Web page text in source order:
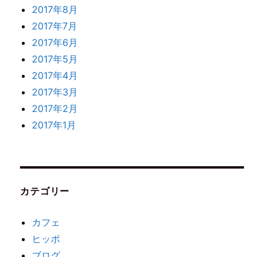
2017年8月
2017年7月
2017年6月
2017年5月
2017年4月
2017年3月
2017年2月
2017年1月
カテゴリー
カフェ
ヒッポ